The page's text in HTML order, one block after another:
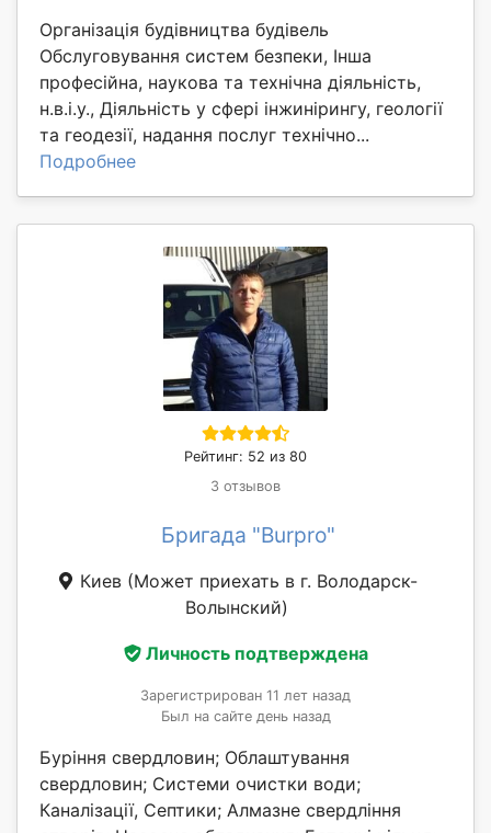
Організація будівництва будівель
Обслуговування систем безпеки, Інша
професійна, наукова та технічна діяльність,
н.в.і.у., Діяльність у сфері інжинірингу, геології
та геодезії, надання послуг технічно...
Подробнее
Рейтинг: 52 из 80
3 отзывов
Бригада "Burpro"
Киев (Может приехать в г. Володарск-
Волынский)
Личность подтверждена
Зарегистрирован 11 лет назад
Был на сайте день назад
Буріння свердловин; Облаштування
свердловин; Системи очистки води;
Каналізації, Септики; Алмазне свердління